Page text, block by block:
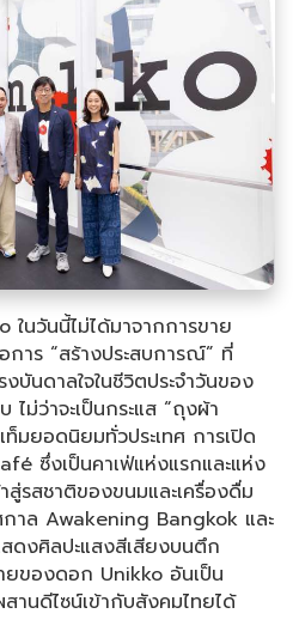
ในวันนี้ไม่ได้มาจากการขาย
าร “สร้างประสบการณ์” ที่
บันดาลใจในชีวิตประจำวันของ
ม่ว่าจะเป็นกระแส “ถุงผ้า
มยอดนิยมทั่วประเทศ การเปิด
ซึ่งเป็นคาเฟ่แห่งแรกและแห่ง
รสชาติของขนมและเครื่องดื่ม
าล Awakening Bangkok และ
ดงศิลปะแสงสีเสียงบนตึก
ของดอก Unikko อันเป็น
นดีไซน์เข้ากับสังคมไทยได้